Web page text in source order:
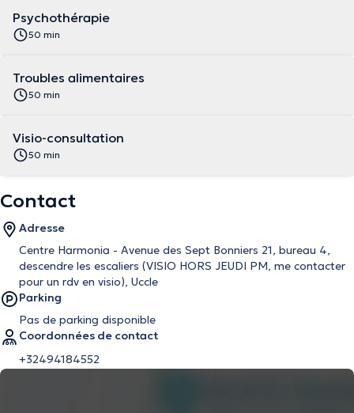
Psychothérapie
50 min
Troubles alimentaires
50 min
Visio-consultation
50 min
Contact
Adresse
Centre Harmonia - Avenue des Sept Bonniers 21, bureau 4,
descendre les escaliers (VISIO HORS JEUDI PM, me contacter
pour un rdv en visio), Uccle
Parking
Pas de parking disponible
Coordonnées de contact
+32494184552